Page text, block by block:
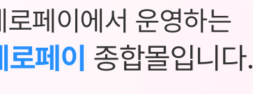
로페이에서 운영하는
로페이 종합몰입니다.